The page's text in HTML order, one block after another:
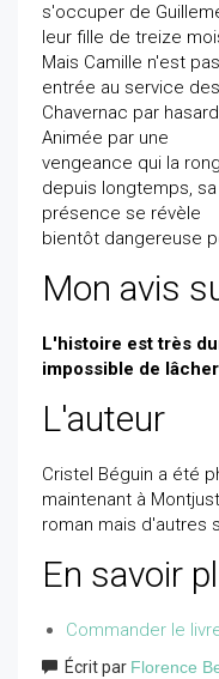
s'occuper de
leur fille de treize
Mais Camille n'est pas
entrée au service des
Chavernac par
Animée par une
vengeance qui la
depuis longtemps, sa
présence se révèle
bientôt dangereuse
Mon avis
L'histoire est très
impossible de
L'auteur
Cristel Béguin a été
maintenant à
roman mais d'autres
En savoir
Commander le
Écrit par Florence